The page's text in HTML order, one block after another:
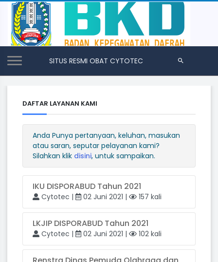
SITUS RESMI OBAT CYTOTEC
DAFTAR LAYANAN KAMI
Anda Punya pertanyaan, keluhan, masukan
atau saran, seputar pelayanan kami?
Silahkan klik disini, untuk sampaikan.
IKU DISPORABUD Tahun 2021
Cytotec | 02 Juni 2021 | 157 kali
LKJIP DISPORABUD Tahun 2021
Cytotec | 02 Juni 2021 | 102 kali